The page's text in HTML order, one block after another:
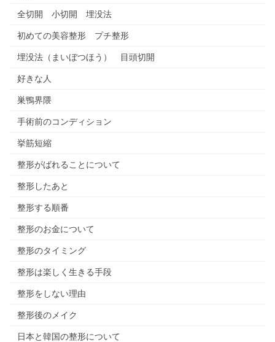
全切開 小切開 埋没法
初めての美容整形 プチ整形
埋没法（まいぼつほう） 目頭切開
好きな人
巣鴨界隈
手術前のコンディション
挙筋短縮
整形がばれることについて
整形したあと
整形する順番
整形のお金について
整形のタイミング
整形は楽しく生きる手段
整形をしない理由
整形後のメイク
日本と韓国の整形について